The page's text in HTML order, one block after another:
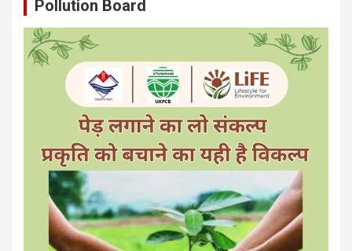
Pollution Board